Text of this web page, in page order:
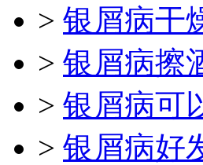
> 银屑病干
> 银屑病擦
> 银屑病可
> 银屑病好